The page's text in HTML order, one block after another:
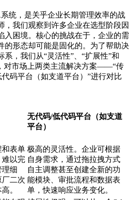
统，是关乎企业长期管理效率的战
，我们观察到许多企业在选型阶段因
入困境。核心的挑战在于，企业的需
的形态却可能是固化的。为了帮助决
，我们从“灵活性”、“扩展性”和
对市场上两类主流解决方案——“传
码平台（如支道平台）”进行对比
无代码/低代码平台（如支道
平台）
和表单
难以完
细
二次
。
极高的灵活性。企业可根据
自身需求，通过拖拉拽方式
自主调整甚至创建全新的功
能模块、审批流程和数据表
单，快速响应业务变化。